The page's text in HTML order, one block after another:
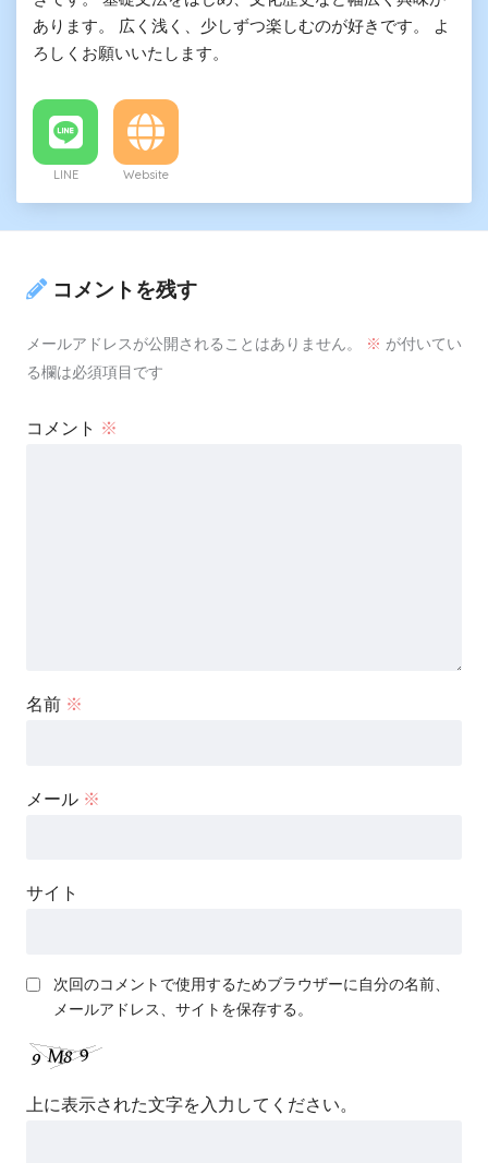
あります。 広く浅く、少しずつ楽しむのが好きです。 よ
ろしくお願いいたします。
LINE Website
コメントを残す
メールアドレスが公開されることはありません。 ※ が付いてい
る欄は必須項目です
コメント ※
名前 ※
メール ※
サイト
次回のコメントで使用するためブラウザーに自分の名前、
メールアドレス、サイトを保存する。
上に表示された文字を入力してください。